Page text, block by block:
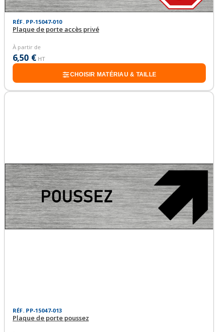
RÉF. PP-15047-010
Plaque de porte accès privé
À partir de
6,50 € HT
CHOISIR MATÉRIAU & TAILLE
RÉF. PP-15047-013
Plaque de porte poussez